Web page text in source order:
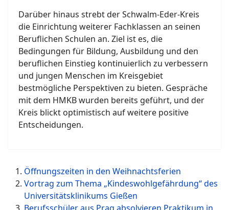
Darüber hinaus strebt der Schwalm-Eder-Kreis
die Einrichtung weiterer Fachklassen an seinen
Beruflichen Schulen an. Ziel ist es, die
Bedingungen für Bildung, Ausbildung und den
beruflichen Einstieg kontinuierlich zu verbessern
und jungen Menschen im Kreisgebiet
bestmögliche Perspektiven zu bieten. Gespräche
mit dem HMKB wurden bereits geführt, und der
Kreis blickt optimistisch auf weitere positive
Entscheidungen.
Öffnungszeiten in den Weihnachtsferien
Vortrag zum Thema „Kindeswohlgefährdung“ des
Universitätsklinikums Gießen